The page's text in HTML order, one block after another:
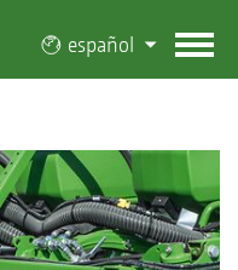
español